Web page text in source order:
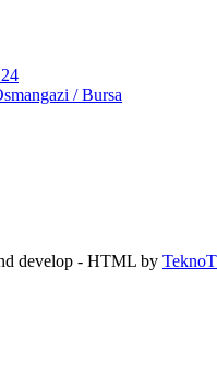
/ Bursa
develop - HTML by